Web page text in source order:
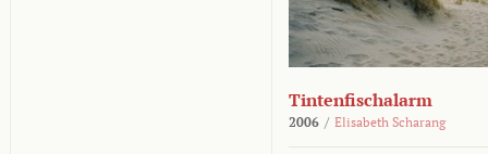
Tintenfischalarm
2006 / Elisabeth Scharang